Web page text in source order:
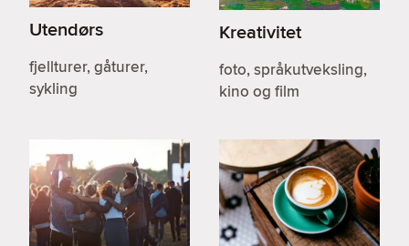
Utendørs
fjellturer, gåturer,
sykling
Kreativitet
foto, språkutveksling,
kino og film